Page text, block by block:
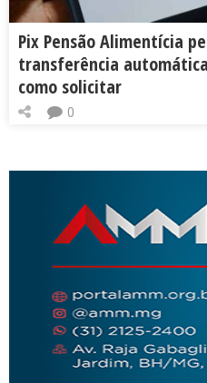
Pix Pensão Alimentícia
transferência
como solicitar
0